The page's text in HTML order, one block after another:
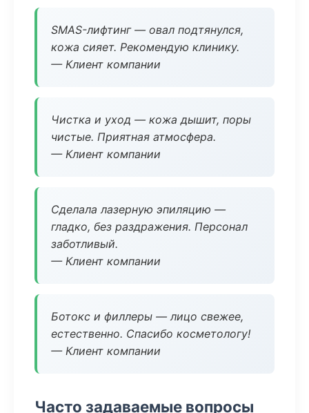
SMAS-лифтинг — овал подтянулся,
кожа сияет. Рекомендую клинику.
— Клиент компании
Чистка и уход — кожа дышит, поры
чистые. Приятная атмосфера.
— Клиент компании
Сделала лазерную эпиляцию —
гладко, без раздражения. Персонал
заботливый.
— Клиент компании
Ботокс и филлеры — лицо свежее,
естественно. Спасибо косметологу!
— Клиент компании
Часто задаваемые вопросы